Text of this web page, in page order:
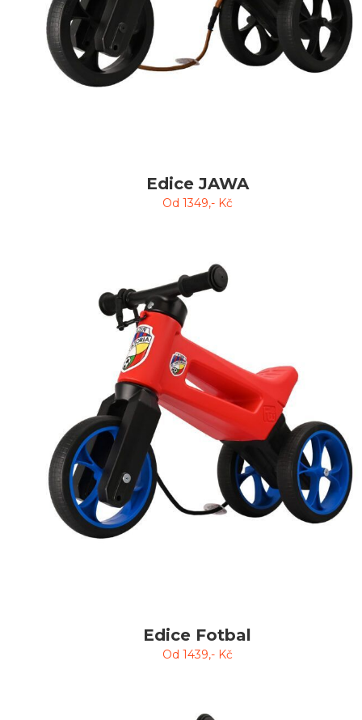
Edice JAWA
Od 1349,- Kč
Edice Fotbal
Od 1439,- Kč